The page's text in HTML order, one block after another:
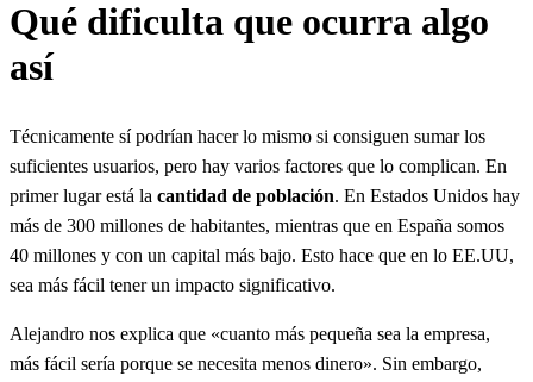
Qué dificulta que ocurra algo
así
Técnicamente sí podrían hacer lo mismo si consiguen sumar los
suficientes usuarios, pero hay varios factores que lo complican. En
primer lugar está la cantidad de población. En Estados Unidos hay
más de 300 millones de habitantes, mientras que en España somos
40 millones y con un capital más bajo. Esto hace que en lo EE.UU,
sea más fácil tener un impacto significativo.
Alejandro nos explica que «cuanto más pequeña sea la empresa,
más fácil sería porque se necesita menos dinero». Sin embargo,